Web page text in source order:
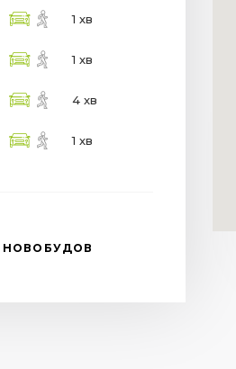
1 хв
1 хв
4 хв
1 хв
НОВОБУДОВ